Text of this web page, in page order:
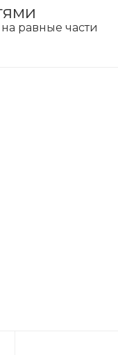
равные части